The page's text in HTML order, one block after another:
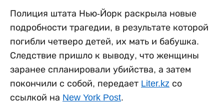
Полиция штата Нью-Йорк раскрыла новые
подробности трагедии, в результате которой
погибли четверо детей, их мать и бабушка.
Следствие пришло к выводу, что женщины
заранее спланировали убийства, а затем
покончили с собой, передает Liter.kz со
ссылкой на New York Post.